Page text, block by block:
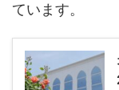
ています。